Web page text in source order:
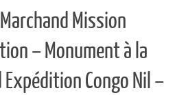
Mission
– Monument à la
Congo Nil –